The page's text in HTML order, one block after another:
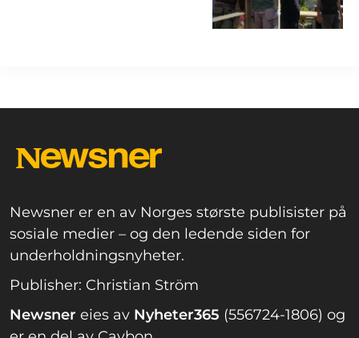
Newsner er en av Norges største publisister på
sosiale medier – og den ledende siden for
underholdningsnyheter.
Publisher: Christian Ström
Newsner eies av Nyheter365 (556724-1806) og